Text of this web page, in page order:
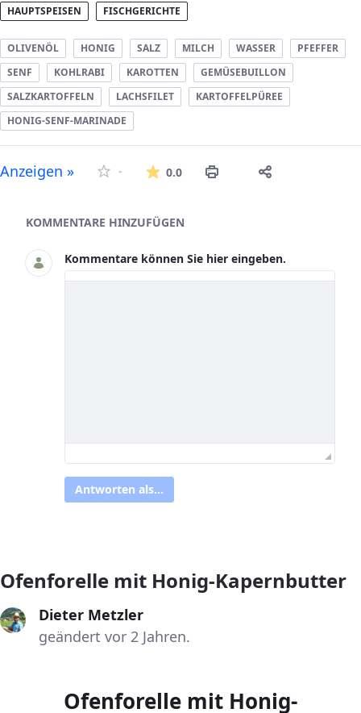
HAUPTSPEISEN FISCHGERICHTE
OLIVENÖL HONIG SALZ MILCH WASSER
PFEFFER
SENF
KOHLRABI KAROTTEN
GEMÜSEBUILLON
SALZKARTOFFELN
LACHSFILET
KARTOFFELPÜREE
HONIG-SENF-MARINADE
Anzeigen » - 0.0Die durchschnittliche
Asset-Herausgeber
KOMMENTARE HINZUFÜGEN
Kommentare können Sie hier eingeben.
Antworten als...
Ofenforelle mit Honig-Kapernbutter
Dieter Metzler
geändert vor 2 Jahren.
Ofenforelle mit Honig-